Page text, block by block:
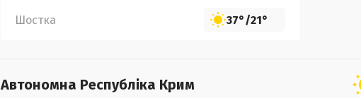
Шостка 37°/21°
Автономна Республіка Крим